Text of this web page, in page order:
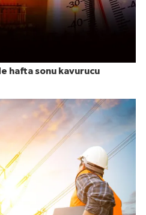
hafta sonu kavurucu